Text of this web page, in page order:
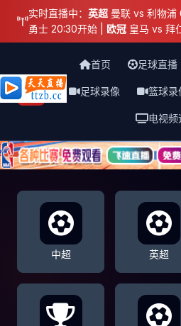
实时直播中： 英超 曼联 vs 利物浦
勇士 20:30开始 | 欧冠 皇马 vs 拜
天天直播网
首页 足球直播
足球录像 篮球录
电视频
中超 英超